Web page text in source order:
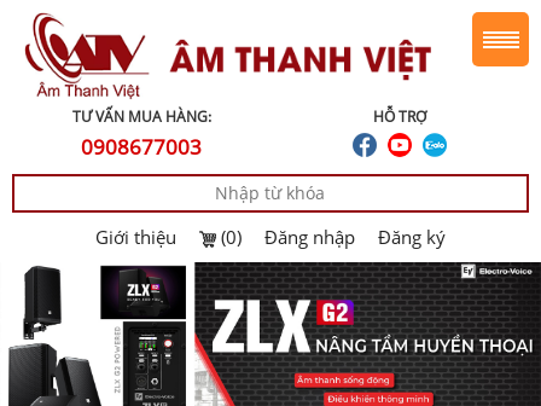
HỖ TRỢ
TƯ VẤN MUA HÀNG:
0908677003
Giới thiệu (0) Đăng nhập Đăng ký